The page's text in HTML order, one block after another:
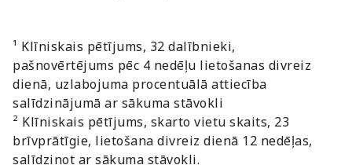
¹ Klīniskais pētījums, 32 dalībnieki,
pašnovērtējums pēc 4 nedēļu lietošanas divreiz
dienā, uzlabojuma procentuālā attiecība
salīdzinājumā ar sākuma stāvokli
² Klīniskais pētījums, skarto vietu skaits, 23
brīvprātīgie, lietošana divreiz dienā 12 nedēļas,
salīdzinot ar sākuma stāvokli.